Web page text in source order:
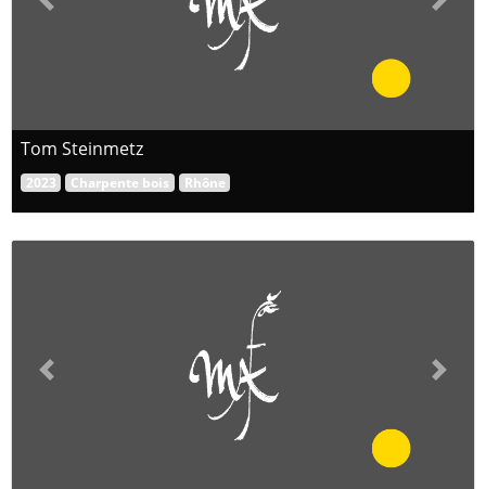
Previous Next
Tom Steinmetz
2023 Charpente bois Rhône
Previous Next